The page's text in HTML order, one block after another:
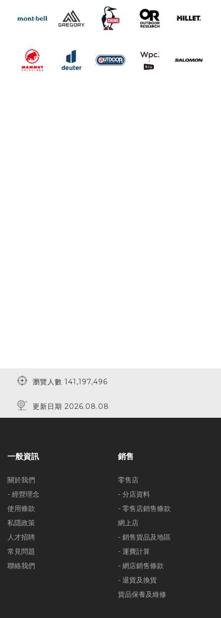
瀏覽人數 141,197,496
更新日期 2026.08.08
一般資訊
關於我們
- 經營理念
使用條款
私隱政策
人才招聘
常見問題
聯絡我們
銷售
零售店
- 分店資料
- 零售店銷售條款
網上店
- 銷售貨品及地區
- 運費計算
- 網店銷售條款
- 退貨及換貨
貨品保養及維修